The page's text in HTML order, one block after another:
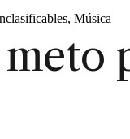
, Música